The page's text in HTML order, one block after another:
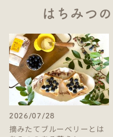
はちみつ
2026/07/28
摘みたてブルーベリーとは